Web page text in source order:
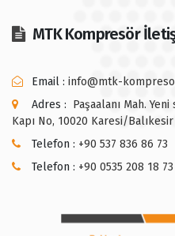
MTK Kompresör
Email : info@mtk-
Adres : Paşaalanı Mah.
Kapı No, 10020 Karesi/Balıkesir
Telefon : +90 537 836 86 73
Telefon : +90 0535 208 18 73